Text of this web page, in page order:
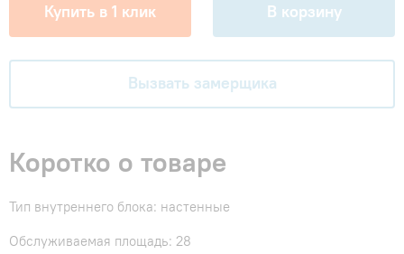
Купить в 1 клик В корзину
Вызвать замерщика
Коротко о товаре
Тип внутреннего блока: настенные
Обслуживаемая площадь: 28